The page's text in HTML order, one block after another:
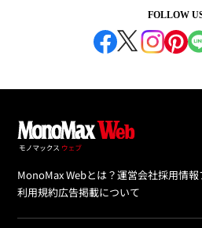
FOLLOW
MonoMax Webとは？運営会社採用情報
利用規約広告掲載について